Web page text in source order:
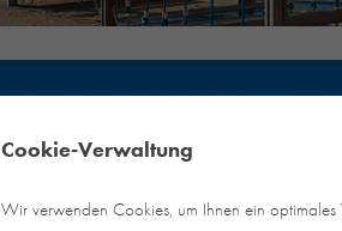
Cookie-Verwaltung
Wir verwenden Cookies, um Ihnen ein